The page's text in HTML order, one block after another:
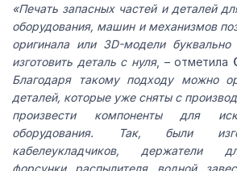
«Печать запасных частей и деталей
оборудования, машин и механизмов
оригинала или 3D-модели
изготовить деталь с нуля, – отметила
Благодаря такому подходу можно
деталей, которые уже сняты с
произвести компоненты для
оборудования. Так, были
кабелеукладчиков, держатели
форсунки распылителя водной